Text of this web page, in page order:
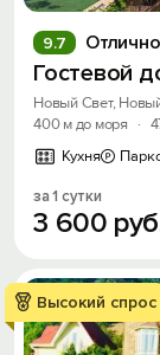
Отлично
9.7
Гостевой
Новый Свет,
400 м до моря
·
Кухня
за 1 сутки
3 600
Высокий спрос